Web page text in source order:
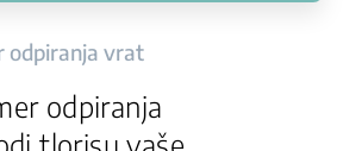
odpiranja vrat
odpiranja
tlorisu vaše